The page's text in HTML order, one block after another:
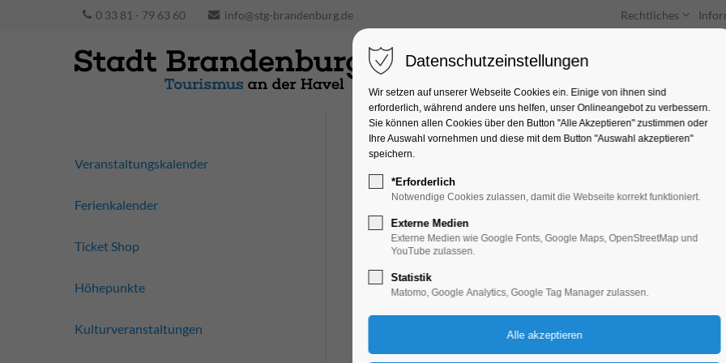
0 33 81 - 79 63 60 info@stg-brandenburg.de Rechtliches
Unterkünfte Entdecken & Erleben
Ausflug zum
Berlin
Ferienkalender, Kinder, Jugend, Mitmach-
15.04.2025, 11:00–16:00
Veranstaltungskalender
Ferienkalender
Ticket Shop
Höhepunkte
Kulturveranstaltungen
Datenschutzeinstellungen
Wir setzen auf unserer Webseite Cookies ein. Einige von ihnen sind
erforderlich, während andere uns helfen, unser Onlineangebot zu verbessern.
Sie können allen Cookies über den Button "Alle Akzeptieren" zustimmen oder
Ihre Auswahl vornehmen und diese mit dem Button "Auswahl akzeptieren"
speichern.
*Erforderlich
Notwendige Cookies zulassen, damit die Webseite korrekt funktioniert.
Externe Medien
Externe Medien wie Google Fonts, Google Maps, OpenStreetMap und
YouTube zulassen.
Statistik
Matomo, Google Analytics, Google Tag Manager zulassen.